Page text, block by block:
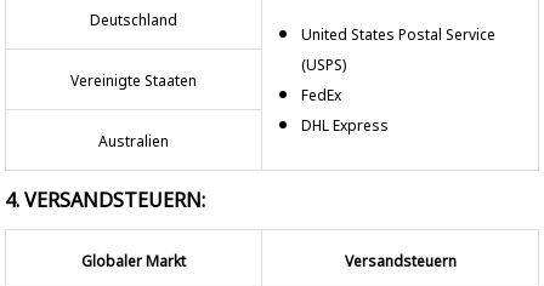
Deutschland
United States Postal Service
(USPS)
FedEx
DHL Express
Vereinigte Staaten
Australien
4. VERSANDSTEUERN:
Globaler Markt Versandsteuern